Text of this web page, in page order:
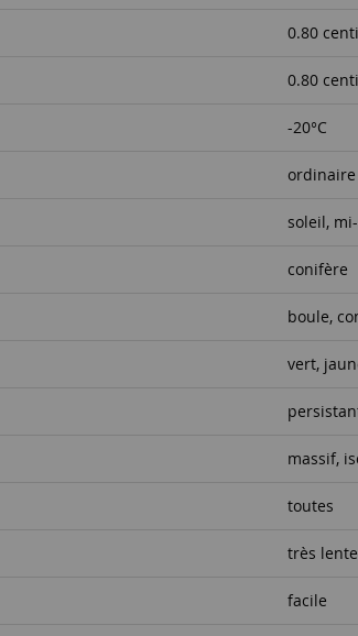
0.80
0.80
-20°C
soleil,
conifère
boule,
vert,
massif,
toutes
très lente
facile